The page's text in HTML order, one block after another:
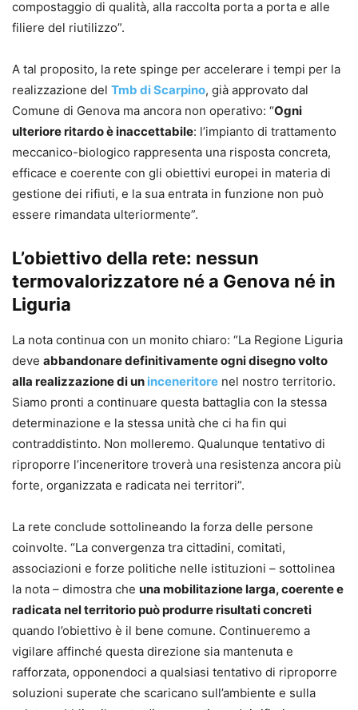
compostaggio di qualità, alla raccolta porta a porta e alle
filiere del riutilizzo”.
A tal proposito, la rete spinge per accelerare i tempi per la
realizzazione del Tmb di Scarpino, già approvato dal
Comune di Genova ma ancora non operativo: “Ogni
ulteriore ritardo è inaccettabile: l’impianto di trattamento
meccanico-biologico rappresenta una risposta concreta,
efficace e coerente con gli obiettivi europei in materia di
gestione dei rifiuti, e la sua entrata in funzione non può
essere rimandata ulteriormente”.
L’obiettivo della rete: nessun
termovalorizzatore né a Genova né in
Liguria
La nota continua con un monito chiaro: “La Regione Liguria
deve abbandonare definitivamente ogni disegno volto
alla realizzazione di un inceneritore nel nostro territorio.
Siamo pronti a continuare questa battaglia con la stessa
determinazione e la stessa unità che ci ha fin qui
contraddistinto. Non molleremo. Qualunque tentativo di
riproporre l’inceneritore troverà una resistenza ancora più
forte, organizzata e radicata nei territori”.
La rete conclude sottolineando la forza delle persone
coinvolte. “La convergenza tra cittadini, comitati,
associazioni e forze politiche nelle istituzioni – sottolinea
la nota – dimostra che una mobilitazione larga, coerente e
radicata nel territorio può produrre risultati concreti
quando l’obiettivo è il bene comune. Continueremo a
vigilare affinché questa direzione sia mantenuta e
rafforzata, opponendoci a qualsiasi tentativo di riproporre
soluzioni superate che scaricano sull’ambiente e sulla